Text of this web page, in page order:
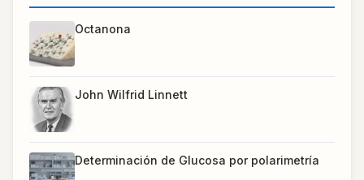
Octanona
John Wilfrid Linnett
Determinación de Glucosa por polarimetría